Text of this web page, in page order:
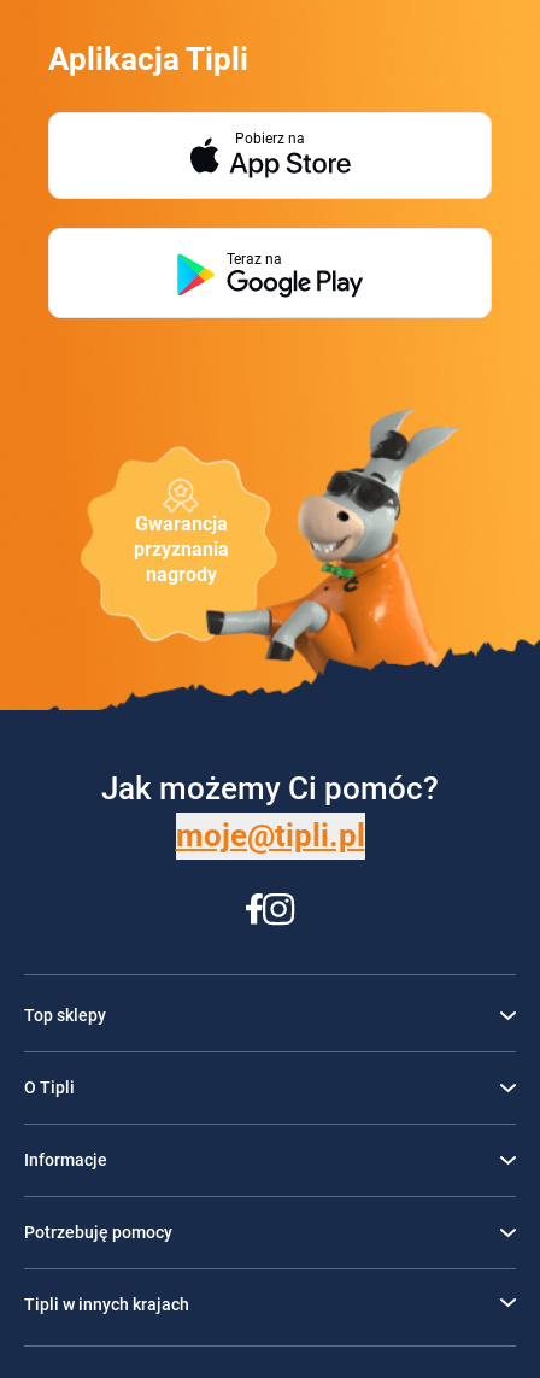
Gwarancja
przyznania
nagrody
Aplikacja Tipli
Pobierz na
Teraz na
Jak możemy Ci pomóc?
moje@tipli.pl
Top sklepy
O Tipli
Informacje
Potrzebuję pomocy
Tipli w innych krajach